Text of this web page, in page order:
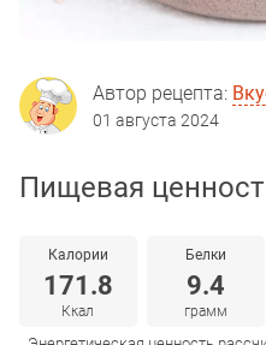
Автор рецепта:
01 августа 2024
Пищевая
Калории
171.8
Ккал
Белки
9.4
грамм